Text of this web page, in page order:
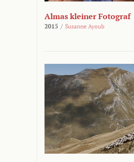
Almas kleiner Fotograf
2015 / Susanne Ayoub